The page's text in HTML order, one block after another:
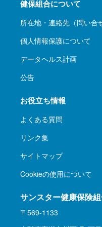
健保組合について
所在地・連絡先（問い合
個人情報保護について
データヘルス計画
公告
お役立ち情報
よくある質問
リンク集
サイトマップ
Cookieの使用について
サンスター健康保険
〒569-1133